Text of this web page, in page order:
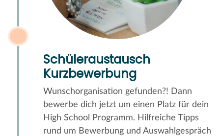
Schüleraustausch
Kurzbewerbung
Wunschorganisation gefunden?! Dann
bewerbe dich jetzt um einen Platz für dein
High School Programm. Hilfreiche Tipps
rund um Bewerbung und Auswahlgespräch